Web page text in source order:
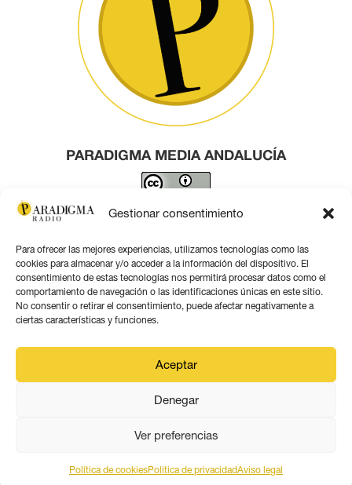
Gestionar consentimiento
Para ofrecer las mejores experiencias, utilizamos tecnologías como las
cookies para almacenar y/o acceder a la información del dispositivo. El
consentimiento de estas tecnologías nos permitirá procesar datos como el
comportamiento de navegación o las identificaciones únicas en este sitio.
No consentir o retirar el consentimiento, puede afectar negativamente a
ciertas características y funciones.
Aceptar
Denegar
Ver preferencias
Política de cookiesPolitica de privacidadAviso legal
PARADIGMA MEDIA ANDALUCÍA
Este obra está bajo una licencia de Creative Commons
Contacto por correo
Aviso legal